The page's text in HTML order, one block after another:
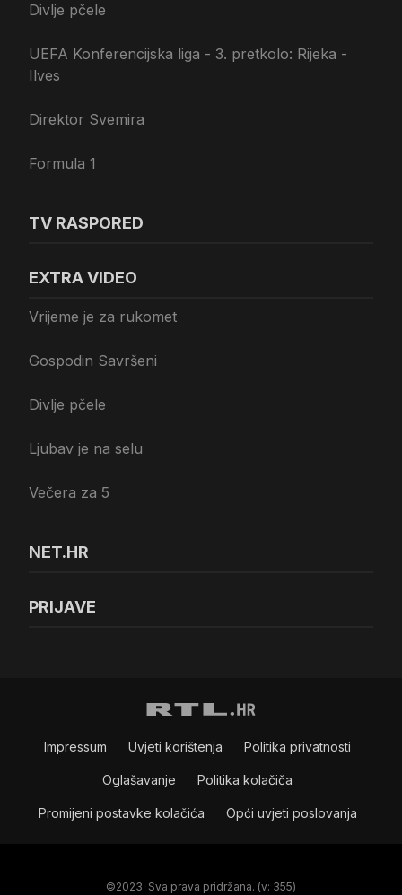
Divlje pčele
UEFA Konferencijska liga - 3. pretkolo: Rijeka -
Ilves
Direktor Svemira
Formula 1
TV RASPORED
EXTRA VIDEO
Vrijeme je za rukomet
Gospodin Savršeni
Divlje pčele
Ljubav je na selu
Večera za 5
NET.HR
PRIJAVE
Impressum Uvjeti korištenja Politika privatnosti
Oglašavanje Politika kolačiča
Promijeni postavke kolačića Opći uvjeti poslovanja
©2023. Sva prava pridržana. (v: 355)